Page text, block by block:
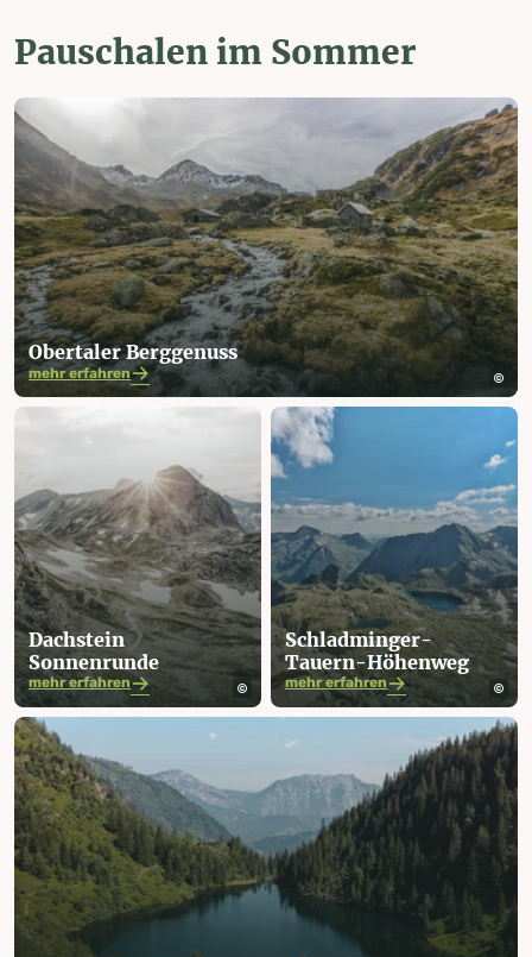
Pauschalen im Sommer
Schladminger-
Tauern-Höhenweg
mehr erfahren
Dachstein
Sonnenrunde
mehr erfahren
Obertaler Berggenuss
mehr erfahren